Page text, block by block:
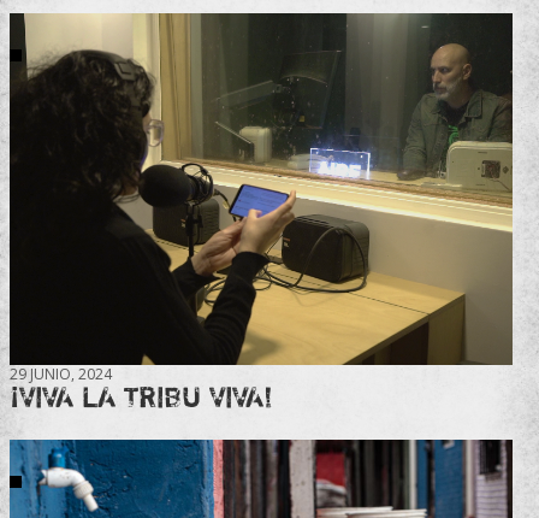
29 JUNIO, 2024
¡VIVA LA TRIBU VIVA!